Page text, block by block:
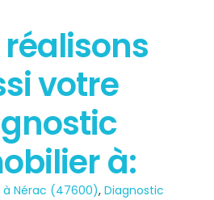
risques
réalisons
votre
à:
à Nérac (47600),Diagnostic